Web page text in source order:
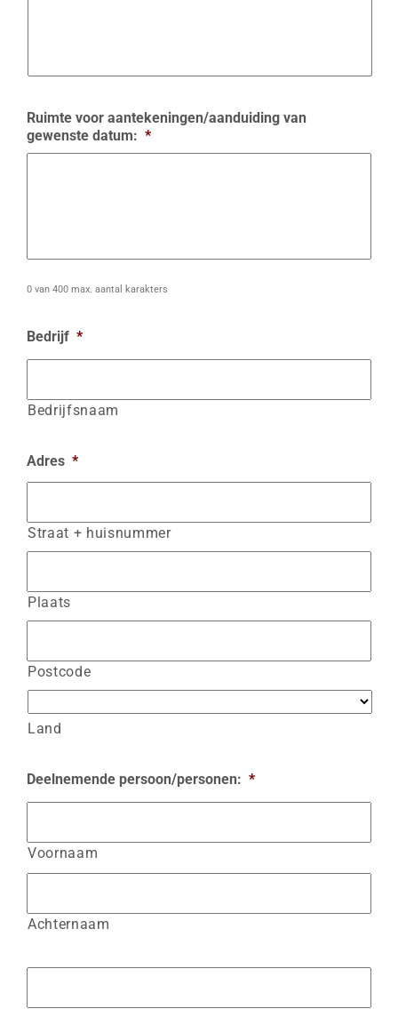
Ruimte voor aantekeningen/aanduiding van
gewenste datum: *
0 van 400 max. aantal karakters
Bedrijf *
Bedrijfsnaam
Adres *
Straat + huisnummer
Plaats
Postcode
Land
Deelnemende persoon/personen: *
Voornaam
Achternaam